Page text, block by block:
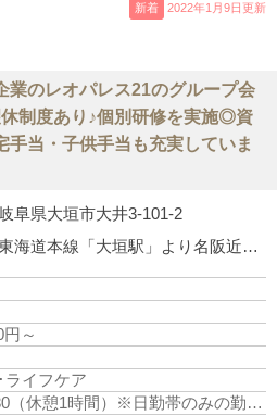
新着 2022年1月9日更新
業のレオパレス21のグループ会
制度あり♪個別研修を実施◎資
当・子供手当も充実していま
阜県大垣市大井3-101-2
東海道本線「大垣駅」より名阪近鉄バス『川並今福』行「大井町（バス停）」下車徒歩5分
～
ライフケア
（休憩1時間） ※日勤帯のみの勤務